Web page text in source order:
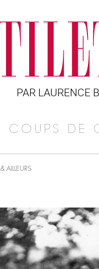
PAR LAURENCE
COUPS DE
AILLEURS